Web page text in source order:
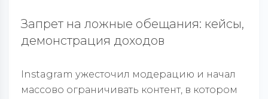
Запрет на ложные обещания: кейсы,
демонстрация доходов
Instagram ужесточил модерацию и начал
массово ограничивать контент, в котором